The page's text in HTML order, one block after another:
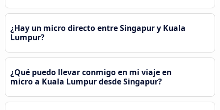
¿Hay un micro directo entre Singapur y Kuala
Lumpur?
¿Qué puedo llevar conmigo en mi viaje en
micro a Kuala Lumpur desde Singapur?